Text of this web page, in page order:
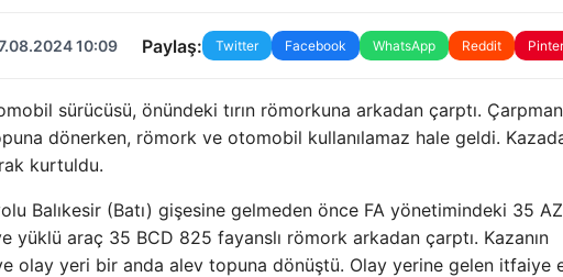
10:09 Paylaş: Twitter Facebook WhatsApp Reddit
sürücüsü, önündeki tırın römorkuna arkadan çarptı.
dönerken, römork ve otomobil kullanılamaz hale geldi.
kurtuldu.
Balıkesir (Batı) gişesine gelmeden önce FA yönetimindeki 35
yüklü araç 35 BCD 825 fayanslı römork arkadan çarptı. Kazanın
olay yeri bir anda alev topuna dönüştü. Olay yerine gelen itfaiye